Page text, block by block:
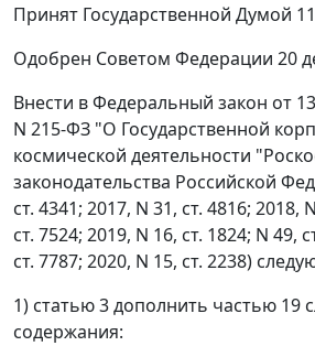
Принят Государственной Думой
Одобрен Советом Федерации 20
Внести в Федеральный закон от
N 215-ФЗ "О Государственной
космической деятельности
законодательства Российской
ст. 4341; 2017, N 31, ст. 4816; 2018,
ст. 7524; 2019, N 16, ст. 1824; N 49,
ст. 7787; 2020, N 15, ст. 2238)
1) статью 3 дополнить частью 19
содержания: